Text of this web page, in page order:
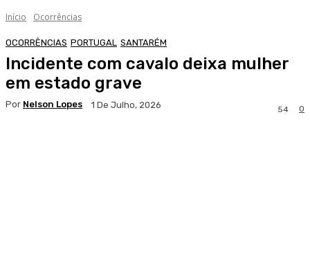
Início Ocorrências
OCORRÊNCIAS PORTUGAL SANTARÉM
Incidente com cavalo deixa mulher
em estado grave
Por Nelson Lopes 1 De Julho, 2026 0
54